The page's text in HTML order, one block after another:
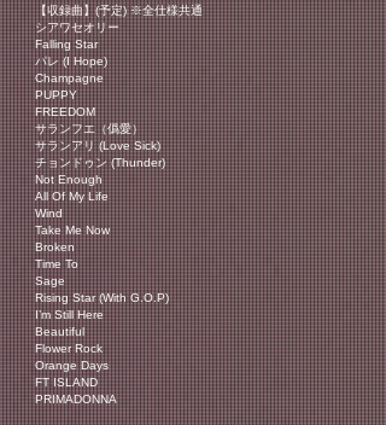
【収録曲】(予定) ※全仕様共通
シアワセオリー
Falling Star
パレ (I Hope)
Champagne
PUPPY
FREEDOM
サランフエ（僞愛）
サランアリ (Love Sick)
チョンドゥン (Thunder)
Not Enough
All Of My Life
Wind
Take Me Now
Broken
Time To
Sage
Rising Star (With G.O.P)
I’m Still Here
Beautiful
Flower Rock
Orange Days
FT ISLAND
PRIMADONNA